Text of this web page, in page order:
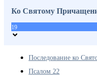
Ко Святому
19
Последование ко
Псалом 22